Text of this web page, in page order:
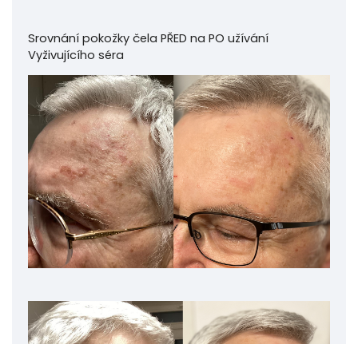
Srovnání pokožky čela PŘED na PO užívání
Vyživujícího séra